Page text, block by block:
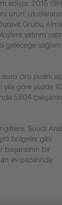
ediyor. 2015 ISH
ürün,
Grubu
yatırım
geleceğe
ciro puanı
göre yüzde
5804 çalışanın
Suudi
bölgeler gibi
bir
ev pazarında